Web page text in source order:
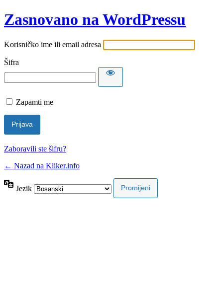
Zasnovano na WordPressu
Korisničko ime ili email adresa
Šifra
Zapamti me
Zaboravili ste šifru?
← Nazad na Kliker.info
Jezik